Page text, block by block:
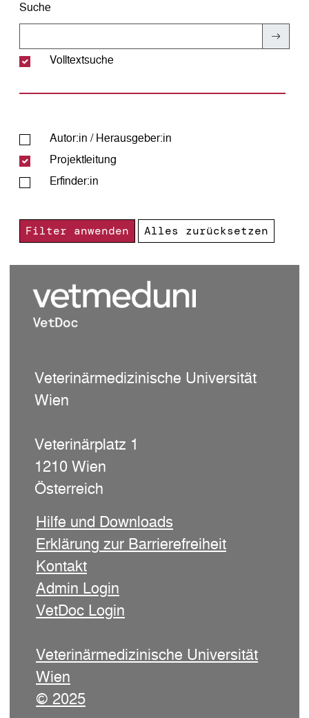
Suche
Volltextsuche
Autor:in / Herausgeber:in
Projekt­leitung
Erfinder:in
Filter anwenden Alles zurücksetzen
Veterinärmedizinische Universität
Wien
Veterinärplatz 1
1210 Wien
Österreich
Hilfe und Downloads
Erklärung zur Barrierefreiheit
Kontakt
Admin Login
VetDoc Login
Veterinärmedizinische Universität
Wien
© 2025